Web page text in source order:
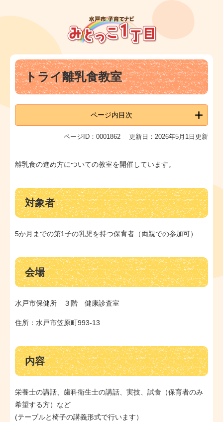
ー
ニ
本
文 トライ離乳食教室
ページ内目次
ページID：0001862 更新日：2026年5月1日更新
離乳食の進め方についての教室を開催しています。
対象者
5か月までの第1子の乳児を持つ保育者（両親での参加可）
会場
水戸市保健所 ３階 健康診査室
住所：水戸市笠原町993-13
内容
栄養士の講話、歯科衛生士の講話、実技、試食（保育者のみ
希望する方）など
(テーブルと椅子の講義形式で行います）